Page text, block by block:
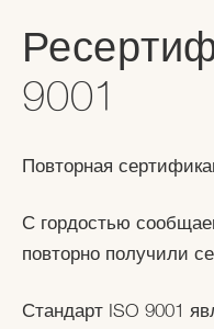
9001
Повторная
С гордостью
повторно получили
Стандарт ISO 9001